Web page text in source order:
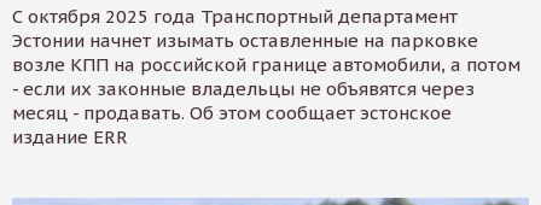
С октября 2025 года Транспортный департамент
Эстонии начнет изымать оставленные на парковке
возле КПП на российской границе автомобили, а потом
- если их законные владельцы не объявятся через
месяц - продавать. Об этом сообщает эстонское
издание ERR